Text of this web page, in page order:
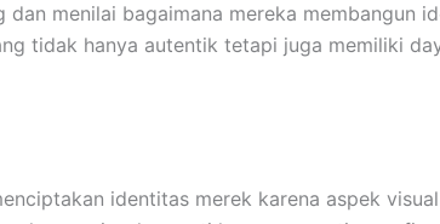
menilai bagaimana mereka membangun
tidak hanya autentik tetapi juga memiliki
identitas merek karena aspek